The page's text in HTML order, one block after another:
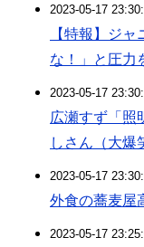
2023-05-17
【特報】ジ
な！」と圧力
2023-05-17
広瀬すず「照
しさん（大爆
2023-05-17
外食の蕎麦屋
2023-05-17